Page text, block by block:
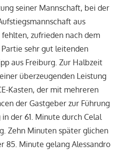
seiner Mannschaft, bei der
aus
zufrieden nach dem
sehr gut leitenden
aus Freiburg. Zur Halbzeit
überzeugenden Leistung
Kasten, der mit mehreren
der Gastgeber zur Führung
der 61. Minute durch Celal
Zehn Minuten später glichen
85. Minute gelang Alessandro